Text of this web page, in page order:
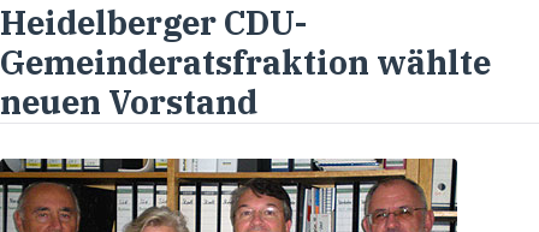
Heidelberger CDU-
Gemeinderatsfraktion wählte
neuen Vorstand